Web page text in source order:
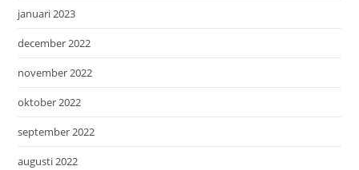
januari 2023
december 2022
november 2022
oktober 2022
september 2022
augusti 2022